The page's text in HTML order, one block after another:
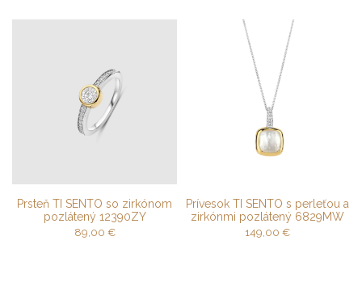
Prsteň TI SENTO so zirkónom
pozlátený 12390ZY
89,00 €
Prívesok TI SENTO s perleťou a
zirkónmi pozlátený 6829MW
149,00 €